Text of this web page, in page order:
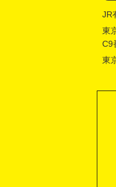
JR
東
C9
東